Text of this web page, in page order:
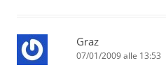
Graz
07/01/2009 alle 13:53